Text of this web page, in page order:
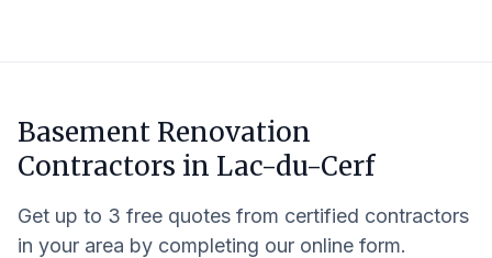
Basement Renovation
Contractors in Lac-du-Cerf
Get up to 3 free quotes from certified contractors
in your area by completing our online form.